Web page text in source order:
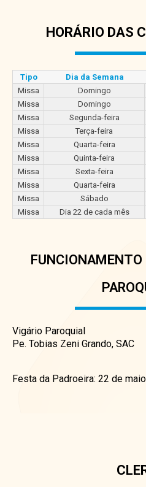
HORÁRIO DAS
Tipo Dia da Semana
Missa
Domingo
Missa
Domingo
Missa
Segunda-feira
Missa
Terça-feira
Missa
Quarta-feira
Missa
Quinta-feira
Missa
Sexta-feira
Missa
Quarta-feira
Missa
Sábado
Missa
Dia 22 de cada mês
FUNCIONAMENTO
Vigário Paroquial
Pe. Tobias Zeni Grando, SAC
Festa da Padroeira: 22 de maio